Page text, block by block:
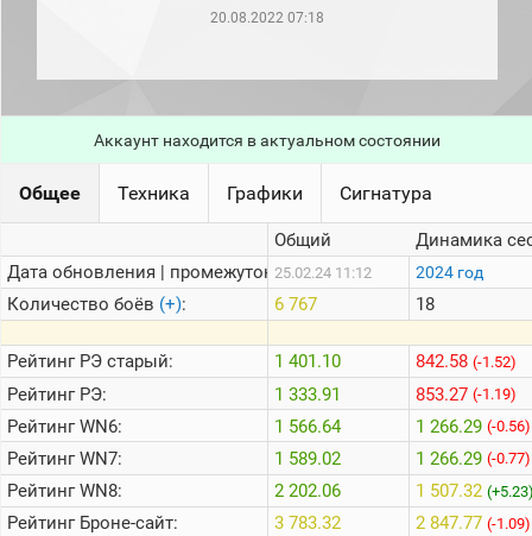
месяц)
(за
последние
сессии)
Топ
1000
Кланы
стримеров
Информация
Онлайн
Цветовая
шкала
20.08.2022 07:18
Аккаунт находится в актуальном состоянии
Общее Техника Графики Сигнатура
Дата обновления | промежуток:
Количество боёв (+):
РейтингРЭ старый:
РейтингРЭ:
РейтингWN6:
РейтингWN7:
РейтингWN8:
РейтингБроне-сайт:
Общий
25.02.24 11:12
6 767
1 401.10
1 333.91
1 566.64
1 589.02
2 202.06
3 783.32
Динамика
2024 год
18
842.58 (-1.52)
853.27 (-1.19)
1 266.29 (-0.56)
1 266.29 (-0.77)
1 507.32
2 847.77 (-1.09)